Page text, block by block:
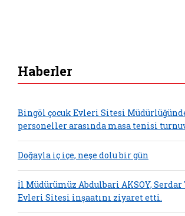
Haberler
Bingöl çocuk Evleri Sitesi
personeller arasında masa tenisi
Doğayla iç içe, neşe dolu bir gün
İl Müdürümüz Abdulbari AKSOY,
Evleri Sitesi inşaatını ziyaret etti.